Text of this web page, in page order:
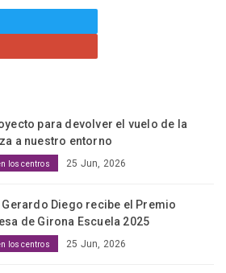
para devolver el vuelo de la
a nuestro entorno
los centros 25 Jun, 2026
Gerardo Diego recibe el Premio
de Girona Escuela 2025
los centros 25 Jun, 2026